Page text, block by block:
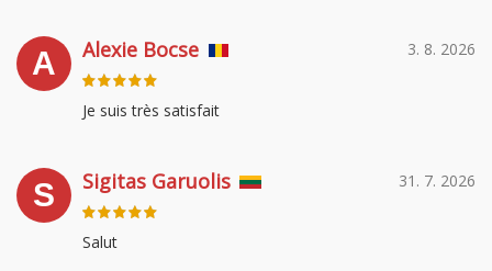
A 3. 8. 2026
Alexie Bocse
Je suis très satisfait
S 31. 7. 2026
Sigitas Garuolis
Salut